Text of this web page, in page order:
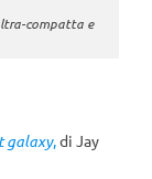
compatta e
galaxy,di Jay